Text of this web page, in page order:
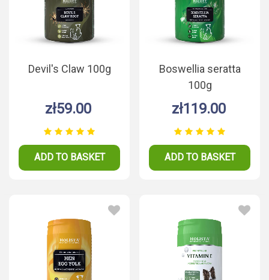
Devil's Claw 100g
zł59.00
ADD TO BASKET
Boswellia seratta
100g
zł119.00
ADD TO BASKET